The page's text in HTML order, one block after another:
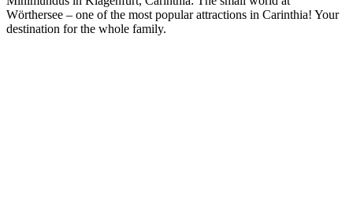
Wörthersee – one of the most popular attractions in Carinthia! Your
destination for the whole family.